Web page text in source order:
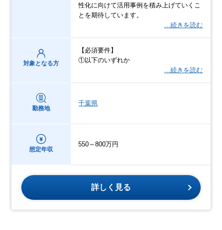
性化に向けて活用事例を積み上げていくこ
とを期待しています。
…続きを読む
対象となる方
【必須要件】
①以下のいずれか
…続きを読む
勤務地
千葉県
想定年収
550～800万円
詳しく見る